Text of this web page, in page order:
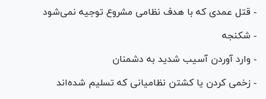
- قتل عمدی که با هدف نظامی مشروع توجیه نمی‌شود
- شکنجه
- وارد آوردن آسیب شدید به دشمنان
- زخمی کردن یا کشتن نظامیانی که تسلیم شده‌اند